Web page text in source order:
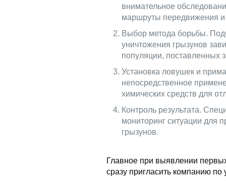
внимательное
маршруты передвижения и
Выбор метода борьбы.
уничтожения грызунов
популяции, поставленных
Установка ловушек и
непосредственное
химических средств для
Контроль результата.
мониторинг ситуации для
грызунов.
Главное при выявлении
сразу пригласить компанию